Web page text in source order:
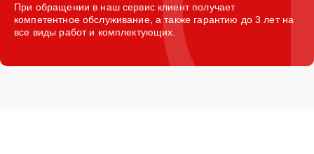
При обращении в наш сервис клиент получает
компетентное обслуживание, а также гарантию до 3 лет на
все виды работ и комплектующих.